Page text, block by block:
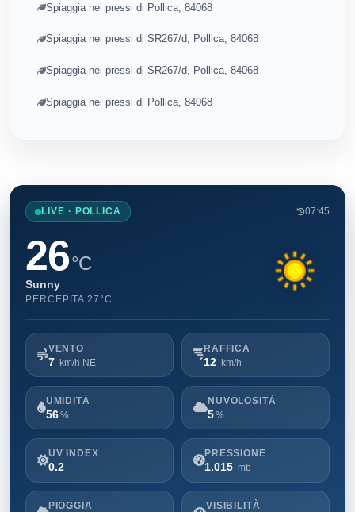
Spiaggia nei pressi di Pollica, 84068
Spiaggia nei pressi di SR267/d, Pollica, 84068
Spiaggia nei pressi di SR267/d, Pollica, 84068
Spiaggia nei pressi di Pollica, 84068
LIVE · POLLICA 07:45
26°C
Sunny
PERCEPITA 27°C
VENTO
7 km/h NE
RAFFICA
12 km/h
UMIDITÀ
56 %
NUVOLOSITÀ
5%
UV INDEX
0.2
PRESSIONE
1.015 mb
PIOGGIA VISIBILITÀ